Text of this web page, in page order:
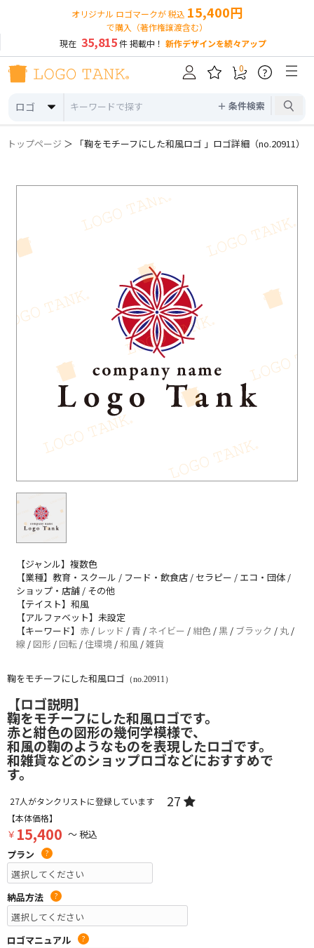
オリジナル ロゴマークが 税込 15,400円
で購入（著作権譲渡含む）
現在 35,815件 掲載中！ 新作デザインを続々アップ
ロゴ ＋ 条件検索
0 ?
トップページ ＞ 「鞠をモチーフにした和風ロゴ 」ロゴ詳細（no.20911）
【ジャンル】複数色
【業種】教育・スクール / フード・飲食店 / セラピー / エコ・団体 /
ショップ・店舗 / その他
【テイスト】和風
【アルファベット】未設定
【キーワード】 赤 / レッド / 青 / ネイビー / 紺色 /黒 / ブラック / 丸 /
線 /図形 /回転 /住環境 /和風 /雑貨
鞠をモチーフにした和風ロゴ （no.20911）
【ロゴ説明】
鞠をモチーフにした和風ロゴです。
赤と紺色の図形の幾何学模様で、
和風の鞠のようなものを表現したロゴです。
和雑貨などのショップロゴなどにおすすめで
す。
27人がタンクリストに登録しています 27
【本体価格】
￥ 15,400 ～ 税込
プラン
?
納品方法 ?
ロゴマニュアル ?